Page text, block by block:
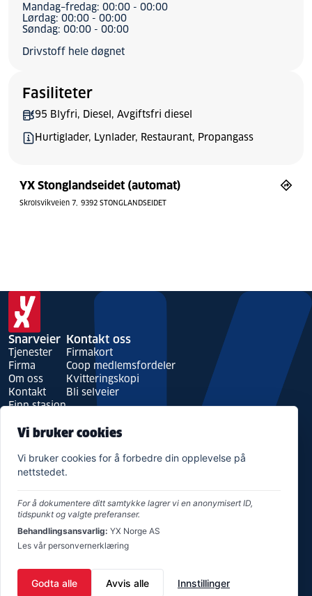
Mandag–fredag: 00:00 - 00:00
Lørdag: 00:00 - 00:00
Søndag: 00:00 - 00:00
Drivstoff hele døgnet
Fasiliteter
95 Blyfri, Diesel, Avgiftsfri diesel
Hurtiglader, Lynlader, Restaurant, Propangass
YX Stonglandseidet (automat)
Skrolsvikveien 7 9392 STONGLANDSEIDET
Snarveier
Tjenester
Firma
Om oss
Kontakt
Finn stasjon
Kontakt oss
Firmakort
Coop medlemsfordeler
Kvitteringskopi
Bli selveier
Bærekraft
Produkt- og sikkerhetsdatablader
Vi bruker cookies
Vi bruker cookies for å forbedre din opplevelse på
nettstedet.
For å dokumentere ditt samtykke lagrer vi en anonymisert ID,
tidspunkt og valgte preferanser.
Behandlingsansvarlig: YX Norge AS
Les vår personvernerklæring
Godta alle Avvis alle Innstillinger